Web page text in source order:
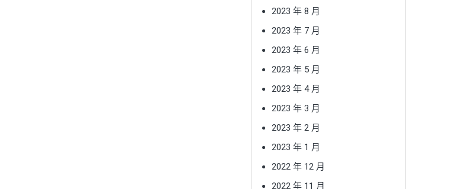
2023 年 8 月
2023 年 7 月
2023 年 6 月
2023 年 5 月
2023 年 4 月
2023 年 3 月
2023 年 2 月
2023 年 1 月
2022 年 12 月
2022 年 11 月